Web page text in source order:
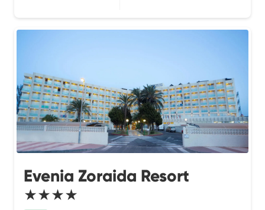
Evenia Zoraida Resort
★★★★